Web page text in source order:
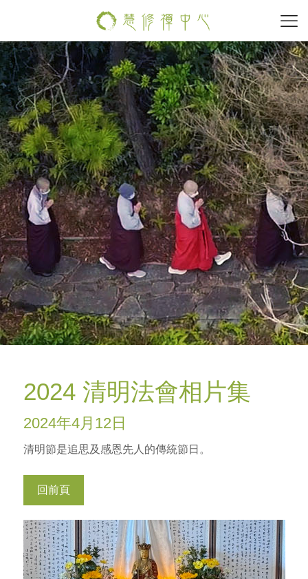
2024 清明法會相片集
2024年4月12日
清明節是追思及感恩先人的傳統節日。
回前頁